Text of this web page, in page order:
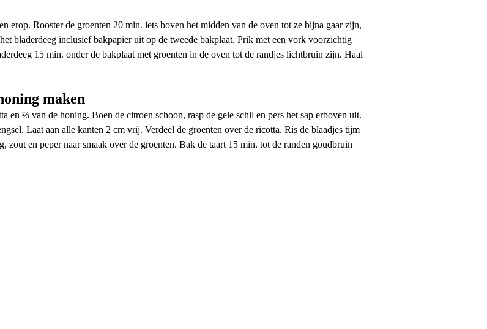
erop. Rooster de groenten 20 min. iets boven het midden van de oven tot ze bijna gaar zijn,
bladerdeeg inclusief bakpapier uit op de tweede bakplaat. Prik met een vork voorzichtig
15 min. onder de bakplaat met groenten in de oven tot de randjes lichtbruin zijn. Haal
maken
en ⅔ van de honing. Boen de citroen schoon, rasp de gele schil en pers het sap erboven uit.
Laat aan alle kanten 2 cm vrij. Verdeel de groenten over de ricotta. Ris de blaadjes tijm
zout en peper naar smaak over de groenten. Bak de taart 15 min. tot de randen goudbruin